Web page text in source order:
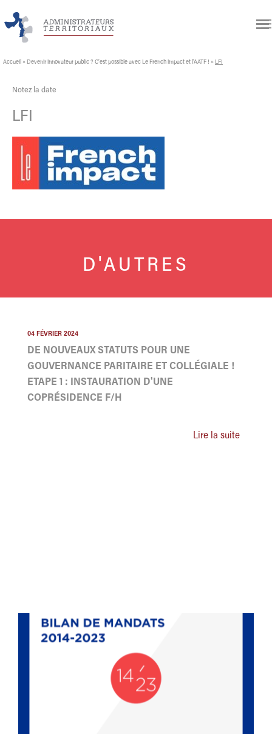
Accueil » Devenir innovateur public ? C’est possible avec Le French impact et l’AATF ! » LFI
Notez la date
LFI
D'AUTRES
04 FÉVRIER 2024
DE NOUVEAUX STATUTS POUR UNE
GOUVERNANCE PARITAIRE ET COLLÉGIALE !
ETAPE 1 : INSTAURATION D'UNE
COPRÉSIDENCE F/H
Lire la suite